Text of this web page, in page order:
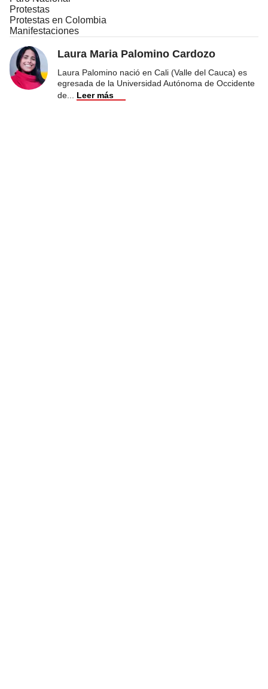
Protestas
Protestas en Colombia
Manifestaciones
Laura Maria Palomino Cardozo
Laura Palomino nació en Cali (Valle del Cauca) es
egresada de la Universidad Autónoma de Occidente
de
Leer más